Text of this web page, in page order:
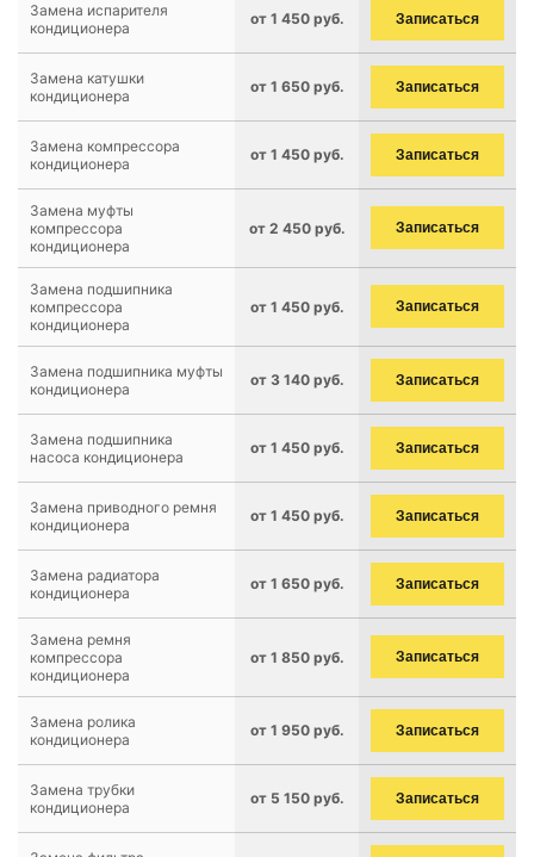
Замена испарителя
кондиционера
от 1 450 руб. Записаться
Замена катушки
кондиционера
от 1 650 руб. Записаться
Замена компрессора
кондиционера
от 1 450 руб. Записаться
Замена муфты
компрессора
кондиционера
от 2 450 руб. Записаться
Замена подшипника
компрессора
кондиционера
от 1 450 руб. Записаться
Замена подшипника муфты
кондиционера
от 3 140 руб. Записаться
Замена подшипника
насоса кондиционера
от 1 450 руб. Записаться
Замена приводного ремня
кондиционера
от 1 450 руб. Записаться
Замена радиатора
кондиционера
от 1 650 руб. Записаться
Замена ремня
компрессора
кондиционера
от 1 850 руб. Записаться
Замена ролика
кондиционера
от 1 950 руб. Записаться
Замена трубки
кондиционера
от 5 150 руб. Записаться